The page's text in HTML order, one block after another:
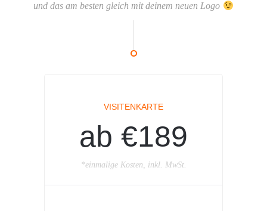
und das am besten gleich mit deinem neuen Logo
VISITENKARTE
ab €189
*einmalige Kosten, inkl. MwSt.